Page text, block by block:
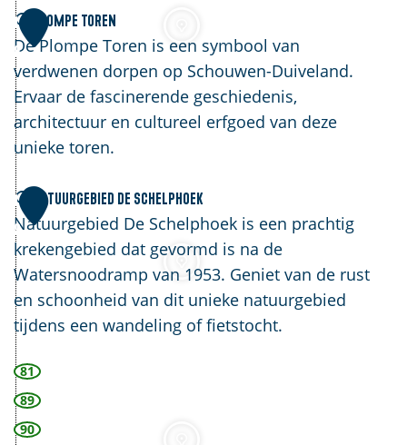
-
H
a
a
m
s
t
e
d
e
u
n
t
1
8
Plompe Toren
De Plompe Toren is een symbool van
verdwenen dorpen op Schouwen-Duiveland.
Ervaar de fascinerende geschiedenis,
architectuur en cultureel erfgoed van deze
unieke toren.
P
l
o
m
p
e
T
o
r
e
n
1
9
Natuurgebied De Schelphoek
Natuurgebied De Schelphoek is een prachtig
krekengebied dat gevormd is na de
Watersnoodramp van 1953. Geniet van de rust
en schoonheid van dit unieke natuurgebied
tijdens een wandeling of fietstocht.
N
a
t
u
u
r
g
e
b
i
81
89
90